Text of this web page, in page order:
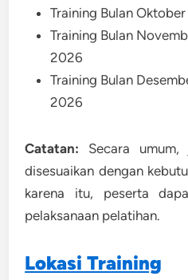
Training Bulan
Training Bulan
2026
Training Bulan
2026
Catatan: Secara
disesuaikan dengan
karena itu, peserta
pelaksanaan pelatihan.
Lokasi Training